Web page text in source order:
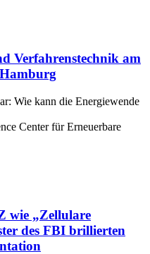
Verfahrenstechnik am
Wie kann die Energiewende
Center für Erneuerbare
wie „Zellulare
des FBI brillierten